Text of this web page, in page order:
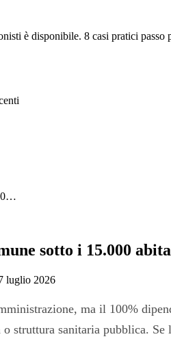
è disponibile. 8 casi pratici passo
sotto i 15.000
luglio 2026
ma il 100%
struttura sanitaria pubblica.